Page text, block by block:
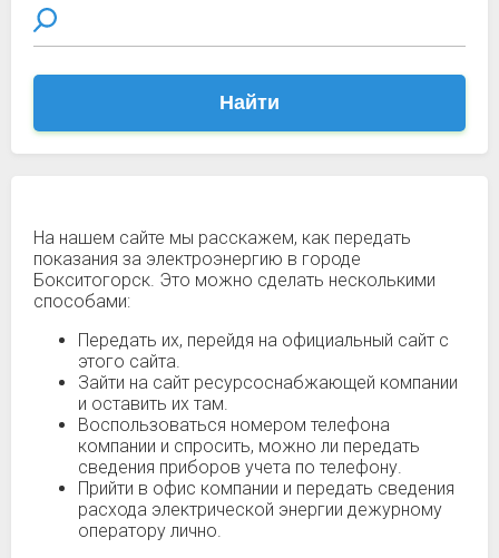
Найти
На нашем сайте мы расскажем, как передать
показания за электроэнергию в городе
Бокситогорск. Это можно сделать несколькими
способами:
Передать их, перейдя на официальный сайт с
этого сайта.
Зайти на сайт ресурсоснабжающей компании
и оставить их там.
Воспользоваться номером телефона
компании и спросить, можно ли передать
сведения приборов учета по телефону.
Прийти в офис компании и передать сведения
расхода электрической энергии дежурному
оператору лично.